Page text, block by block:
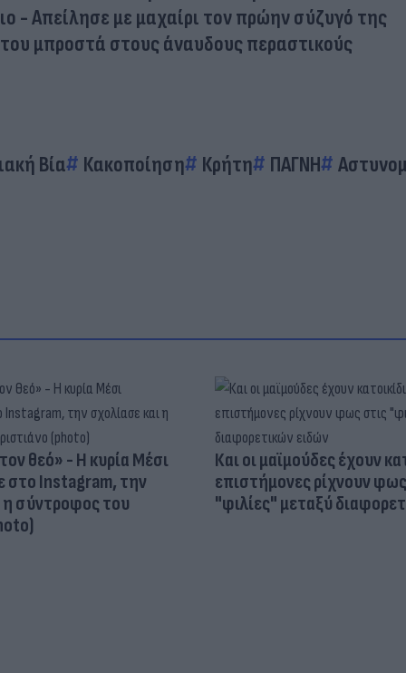
- Απείλησε με μαχαίρι τον πρώην σύζυγό της
μπροστά στους άναυδους περαστικούς
Βία Κακοποίηση Κρήτη ΠΑΓΝΗ
θεό» - Η κυρία Μέσι
στο Instagram, την
η σύντροφος του
Και οι μαϊμούδες έχουν
επιστήμονες ρίχνουν
"φιλίες" μεταξύ